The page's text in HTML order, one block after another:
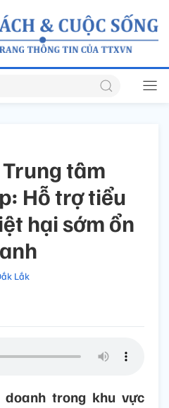
tâm
Hỗ trợ tiểu
hại sớm ổn
Lắk
trong khu vực